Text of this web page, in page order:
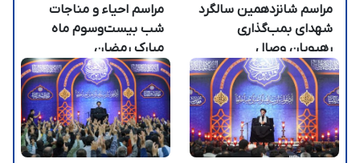
مراسم شانزدهمین سالگرد
شهدای بمب‌گذاری
رهپویان وصال
مراسم احیاء و مناجات
شب بیست‌وسوم ماه
مبارک رمضان